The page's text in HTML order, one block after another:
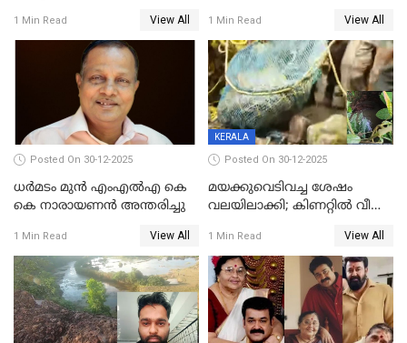
പിടികൂടി പൊലീസ്
1 Min Read View All
സെന്ററിലെ അധ്യാപകന്‍
മർദിച്ചതായി പരാതി
1 Min Read View All
Posted On 30-12-2025
ധർമടം മുൻ എംഎല്‍എ കെ
കെ നാരായണന്‍ അന്തരിച്ചു
1 Min Read View All
KERALA
Posted On 30-12-2025
മയക്കുവെടിവച്ച ശേഷം
വലയിലാക്കി; കിണറ്റിൽ വീണ
1 Min Read View All